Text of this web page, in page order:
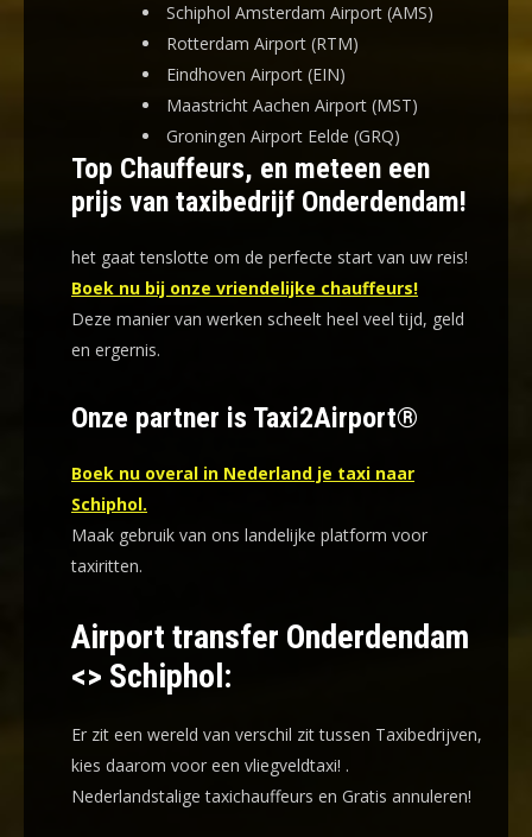
Schiphol Amsterdam Airport (AMS)
Rotterdam Airport (RTM)
Eindhoven Airport (EIN)
Maastricht Aachen Airport (MST)
Groningen Airport Eelde (GRQ)
Top Chauffeurs, en meteen een
prijs van taxibedrijf Onderdendam!
het gaat tenslotte om de perfecte start van uw reis!
Boek nu bij onze vriendelijke chauffeurs!
Deze manier van werken scheelt heel veel tijd, geld
en ergernis.
Onze partner is Taxi2Airport®
Boek nu overal in Nederland je taxi naar
Schiphol.
Maak gebruik van ons landelijke platform voor
taxiritten.
Airport transfer Onderdendam
<> Schiphol:
Er zit een wereld van verschil zit tussen Taxibedrijven,
kies daarom voor een vliegveldtaxi! .
Nederlandstalige taxichauffeurs en Gratis annuleren!